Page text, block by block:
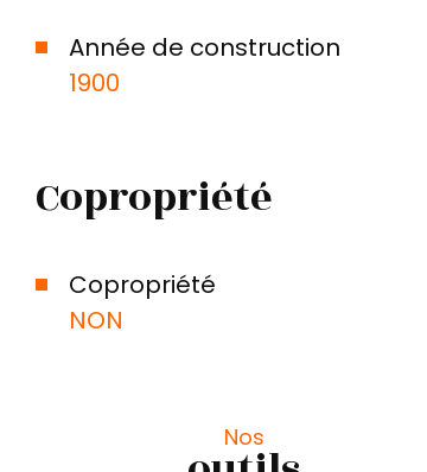
Année de construction
1900
Copropriété
Copropriété
NON
Nos